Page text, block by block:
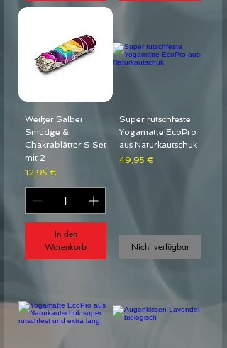
Weißer Salbei
Smudge &
Chakrablätter S Set
mit 2
Preis
12,95 €
In den
Warenkorb
Super rutschfeste
Yogamatte EcoPro
aus Naturkautschuk
Preis
49,95 €
Nicht verfügbar